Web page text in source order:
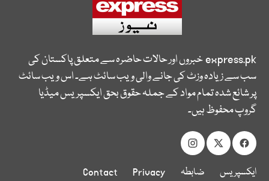
express.pkخبروں اور حالات حاضرہ سے متعلق پاکستان کی
سب سے زیادہ وزٹ کی جانے والی ویب سائٹ ہے۔ اس ویب سائٹ
پر شائع شدہ تمام مواد کے جملہ حقوق بحق ایکسپریس میڈیا
گروپ محفوظ ہیں۔
ایکسپریس ضابطہ Privacy
Contact